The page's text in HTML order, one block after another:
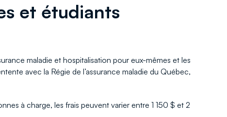
et étudiants
maladie et hospitalisation pour eux-mêmes et les
avec la Régie de l’assurance maladie du Québec,
à charge, les frais peuvent varier entre 1 150 $ et 2